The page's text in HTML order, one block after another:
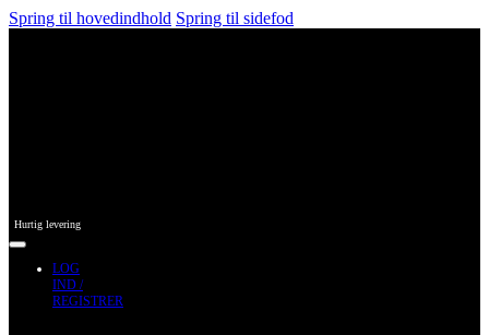
Spring til hovedindhold Spring til sidefod
Hurtig levering
LOG
IND /
REGISTRER